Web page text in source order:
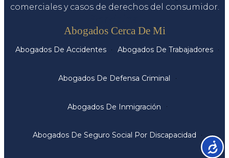
comerciales y casos de derechos del consumidor.
Abogados Cerca De Mi
Abogados De Accidentes Abogados De Trabajadores
Abogados De Defensa Criminal
Abogados De Inmigración
Abogados De Seguro Social Por Discapacidad